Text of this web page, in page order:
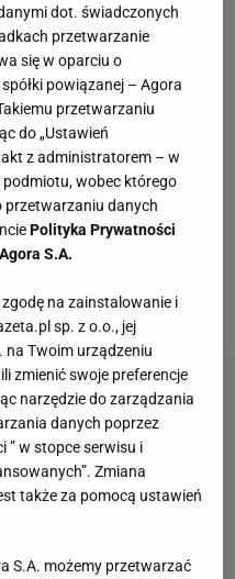
się kapitalnym
dwóch graczy
Brandona Williamsa.
nie wiedzieli, co się
następnie do Jonasa
piłkę
z lewej strony pola
oddać strzał.
Ole Gunara Solskjaera
dot. świadczonych
przetwarzanie
się w oparciu o
powiązanej – Agora
przetwarzaniu
do „Ustawień
z administratorem – w
wobec którego
przetwarzaniu danych
Polityka Prywatności
S.A.
na zainstalowanie i
sp. z o.o., jej
na Twoim urządzeniu
zmienić swoje preferencje
narzędzie do zarządzania
danych poprzez
” w stopce serwisu i
Zmiana
także za pomocą ustawień
S.A. możemy przetwarzać